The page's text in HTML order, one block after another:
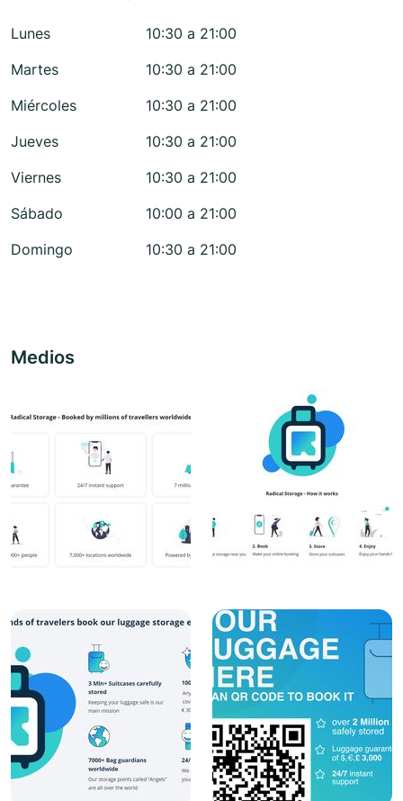
Lunes
10:30 a 21:00
Martes
10:30 a 21:00
Miércoles
10:30 a 21:00
Jueves
10:30 a 21:00
Viernes
10:30 a 21:00
Sábado
10:00 a 21:00
Domingo
10:30 a 21:00
Medios